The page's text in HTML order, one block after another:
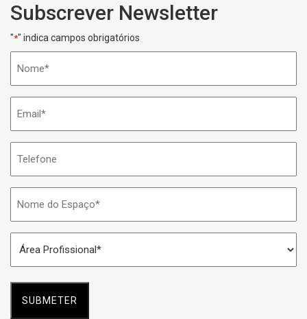
Subscrever Newsletter
"*" indica campos obrigatórios
do
Espaço
Profissional
*